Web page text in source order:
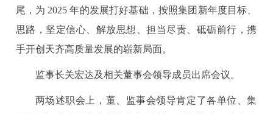
尾，为 2025 年的发展打好基础，按照集团新年度目标、
思路，坚定信心、解放思想、担当尽责、砥砺前行，携
手开创天齐高质量发展的崭新局面。
监事长关宏达及相关董事会领导成员出席会议。
两场述职会上，董、监事会领导肯定了各单位、集